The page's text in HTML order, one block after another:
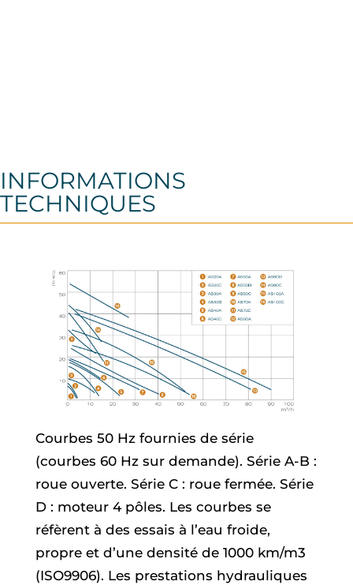
INFORMATIONS
TECHNIQUES
Courbes 50 Hz fournies de série
(courbes 60 Hz sur demande). Série A-B :
roue ouverte. Série C : roue fermée. Série
D : moteur 4 pôles. Les courbes se
réfèrent à des essais à l’eau froide,
propre et d’une densité de 1000 km/m3
(ISO9906). Les prestations hydrauliques